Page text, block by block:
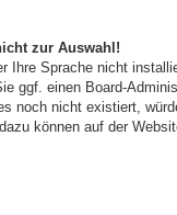
zur Auswahl!
Ihre Sprache nicht
ggf. einen Board-
noch nicht existiert,
können auf der